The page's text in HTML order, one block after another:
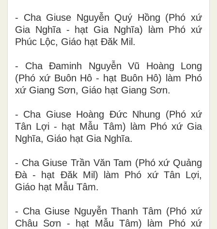
- Cha Giuse Nguyễn Quý Hồng (Phó xứ
Gia Nghĩa - hạt Gia Nghĩa) làm Phó xứ
Phúc Lộc, Giáo hạt Đăk Mil.
- Cha Đaminh Nguyễn Vũ Hoàng Long
(Phó xứ Buôn Hô - hạt Buôn Hô) làm Phó
xứ Giang Sơn, Giáo hạt Giang Sơn.
- Cha Giuse Hoàng Đức Nhung (Phó xứ
Tân Lợi - hạt Mẫu Tâm) làm Phó xứ Gia
Nghĩa, Giáo hạt Gia Nghĩa.
- Cha Giuse Trần Văn Tam (Phó xứ Quảng
Đà - hạt Đăk Mil) làm Phó xứ Tân Lợi,
Giáo hạt Mẫu Tâm.
- Cha Giuse Nguyễn Thanh Tâm (Phó xứ
Châu Sơn - hạt Mẫu Tâm) làm Phó xứ